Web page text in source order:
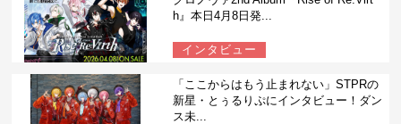
h』本日4月8日発...
インタビュー
「ここからはもう止まれない」STPRの
新星・とぅるりぷにインタビュー！ダン
ス未...